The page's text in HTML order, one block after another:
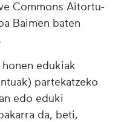
Commons Aitortu-
Baimen baten
edukiak
partekatzeko
edo eduki
da, beti,